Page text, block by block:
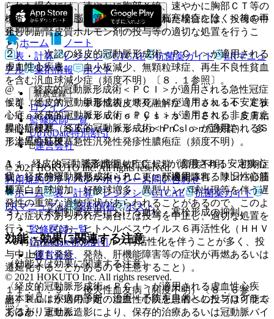
られた場合には、速やかに胸部Ｘ線、速やかに胸部ＣＴ等の
検査を実施すること（異常が認められた場合には、投与を中
止し、副腎皮質ホルモン剤の投与等の適切な処置を行うこ
と）。
１１．１．６． 血小板減少、無顆粒球症、再生不良性貧血
を含む汎血球減少症（頻度不明）〔８．１参照〕。
１１．１．７． 中毒性表皮壊死融解症（Ｔｏｘｉｃ Ｅｐ
ｉｄｅｒｍａｌ Ｎｅｃｒｏｌｙｓｉｓ：ＴＥＮ）、皮膚粘
膜眼症候群（Ｓｔｅｖｅｎｓ−Ｊｏｈｎｓｏｎ症候群）、多
形滲出性紅斑、急性汎発性発疹性膿疱症（頻度不明）。
１１．１．８． 薬剤性過敏症症候群（頻度不明）：初期症
状として発疹、発熱がみられ、更に肝機能障害、リンパ節腫
脹、白血球増加、好酸球増多、異型リンパ球出現等を伴う遅
発性の重篤な過敏症状があらわれることがあるので、このよ
うな症状があらわれた場合には投与を中止し、適切な処置を
行うこと（なお、ヒトヘルペスウイルス６再活性化（ＨＨＶ
−６再活性化）等のウイルス再活性化を伴うことが多く、投
与中止後も発疹、発熱、肝機能障害等の症状が再燃あるいは
遷延化することがあるので注意すること）。
１１．１．９． 後天性血友病（頻度不明）〔８．６参
照〕。
１）． 虚血性脳血管障害＜心原性脳塞栓症を除く＞後の再
発抑制。
２）． 次記の経皮的冠動脈形成術＜ＰＣＩ＞が適用される
虚血性心疾患。
@． 経皮的冠動脈形成術＜ＰＣＩ＞が適用される急性冠症
候群（経皮的冠動脈形成術＜ＰＣＩ＞が適用される不安定狭
心症、経皮的冠動脈形成術＜ＰＣＩ＞が適用される非ＳＴ上
昇心筋梗塞、経皮的冠動脈形成術＜ＰＣＩ＞が適用されるＳ
Ｔ上昇心筋梗塞）。
A． 経皮的冠動脈形成術＜ＰＣＩ＞が適用される安定狭心
症、経皮的冠動脈形成術＜ＰＣＩ＞が適用される陳旧性心筋
梗塞。
３）． 末梢動脈疾患における血栓・塞栓形成の抑制。
効能・効果に関連する注意
（効能又は効果に関連する注意）
〈経皮的冠動脈形成術＜ＰＣＩ＞が適用される虚血性心疾
患〉ＰＣＩが適用予定の虚血性心疾患患者への投与は可能で
あるが、冠動脈造影により、保存的治療あるいは冠動脈バイ
ホーム
ノート
表・計算
レジメン CTCAE 抗菌薬ガイド
ERマニュ
アル
薬剤情報 ポスト
新規登録
ログイン
監修医師一覧
UpToDate特別割引
運営会社
© 2021 HOKUTO Inc. All rights reserved.
利用規約プライバシーポリシーお問い合わせ
ホーム
表・計算 レジメン CTCAE
抗菌薬ガイド
ERマニュアル
薬剤情報 ポスト
監修医師一覧
UpToDate特別割引
運営会社
© 2021 HOKUTO Inc. All rights reserved.
※本製品は疾病の診断・治療・予防を目的としたプログラム
ではありません。